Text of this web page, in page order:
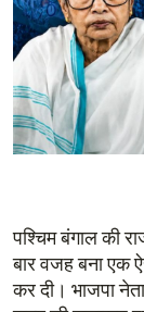
पश्चिम बंगाल की
बार वजह बना एक
कर दी। भाजपा